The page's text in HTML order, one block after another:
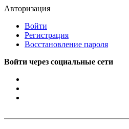
Авторизация
Войти
Регистрация
Восстановление пароля
Войти через социальные сети